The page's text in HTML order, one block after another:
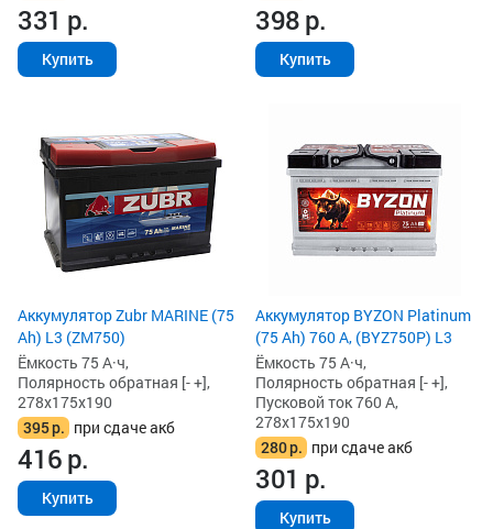
331 р.
Купить
398р.
Купить
Аккумулятор Zubr MARINE (75
Ah) L3 (ZM750)
Ёмкость 75 А·ч,
Полярность обратная [- +],
278x175x190
395р. при сдаче акб
416р.
Купить
Аккумулятор BYZON Platinum
(75 Ah) 760 А, (BYZ750P) L3
Ёмкость 75 А·ч,
Полярность обратная [- +],
Пусковой ток 760 А,
278x175x190
280р. при сдаче акб
301 р.
Купить